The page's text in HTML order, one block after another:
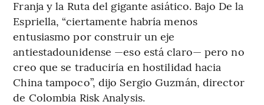
Franja y la Ruta del gigante asiático. Bajo De la
Espriella, “ciertamente habría menos
entusiasmo por construir un eje
antiestadounidense —eso está claro— pero no
creo que se traduciría en hostilidad hacia
China tampoco”, dijo Sergio Guzmán, director
de Colombia Risk Analysis.